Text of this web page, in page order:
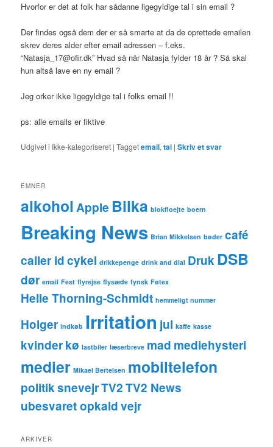
Hvorfor er det at folk har sådanne ligegyldige tal i sin email ?
Der findes også dem der er så smarte at da de oprettede emailen
skrev deres alder efter email adressen – f.eks.
“Natasja_17@ofir.dk” Hvad så når Natasja fylder 18 år ? Så skal
hun altså lave en ny email ?
Jeg orker ikke ligegyldige tal i folks email !!
ps: alle emails er fiktive
Udgivet i Ikke-kategoriseret |Taggetemail,tal |Skriv et svar
EMNER
alkohol Apple Bilka blokfloejte boern
Breaking News Brian Mikkelsen bøder café
caller idcykel drikkepenge drink and dial DrukDSB
dør email Fest flyrejse flysæde fynsk Føtex
Helle Thorning-Schmidt hemmeligt nummer
Holger indkøb Irritation jul kaffe kasse
kvinderkø lastbiler læserbreve mad mediehysteri
medier Mikael Bertelsen mobiltelefon
politiksnevejrTV2TV2 News
ubesvaret opkaldvejr
ARKIVER